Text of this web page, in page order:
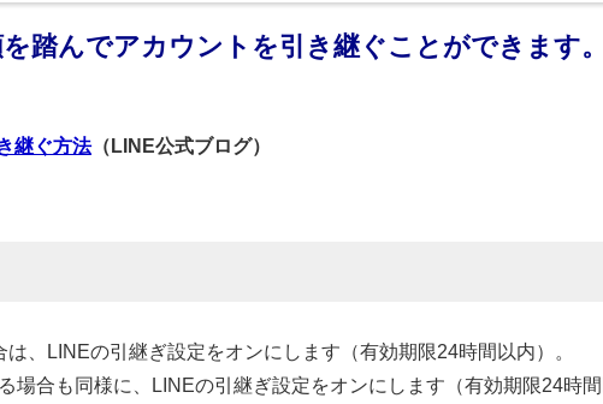
踏んでアカウントを引き継ぐことができます
継ぐ方法（LINE公式ブログ）
、LINEの引継ぎ設定をオンにします（有効期限24時間以内）。
場合も同様に、LINEの引継ぎ設定をオンにします（有効期限24時間